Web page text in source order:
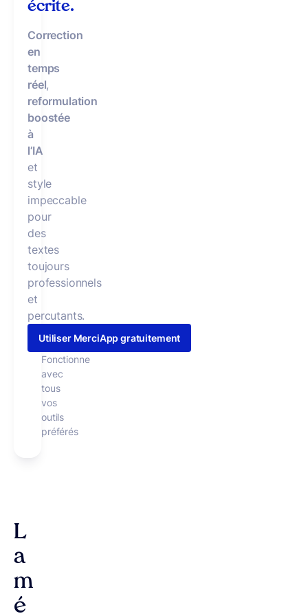
écrite.
Correction
en
temps
réel,
reformulation
boostée
à
l’IA
et
style
impeccable
pour
des
textes
toujours
professionnels
et
percutants.
Utiliser MerciApp gratuitement
Fonctionne
avec
tous
vos
outils
préférés
L
a
m
é